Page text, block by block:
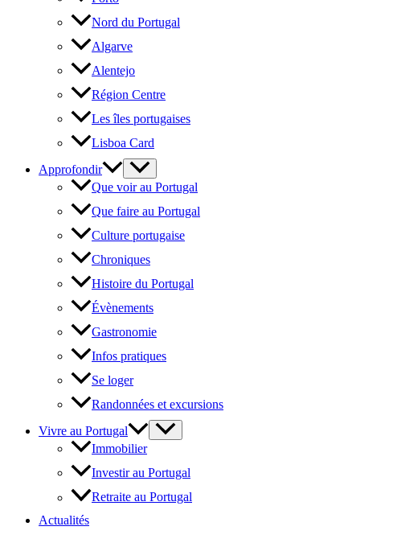
Nord du Portugal
Algarve
Alentejo
Région Centre
Les îles portugaises
Lisboa Card
Approfondir
Que voir au Portugal
Que faire au Portugal
Culture portugaise
Chroniques
Histoire du Portugal
Évènements
Gastronomie
Infos pratiques
Se loger
Randonnées et excursions
Vivre au Portugal
Immobilier
Investir au Portugal
Retraite au Portugal
Actualités